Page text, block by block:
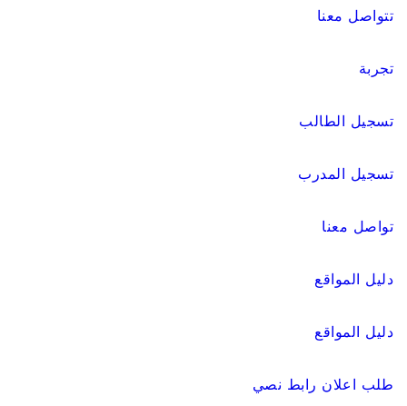
تتواصل معنا
تجربة
تسجيل الطالب
تسجيل المدرب
تواصل معنا
دليل المواقع
دليل المواقع
طلب اعلان رابط نصي